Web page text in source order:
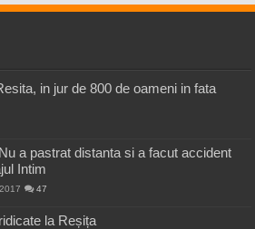
in jur de 800 de oameni in fata
a pastrat distanta si a facut accident
Intim
47
la Reșița